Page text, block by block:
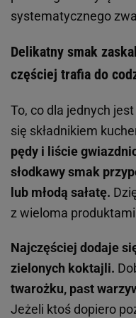
systematycznego
Delikatny smak
częściej trafia do
To, co dla jednych
się składnikiem
pędy i liście
słodkawy smak
lub młodą sałatę.
z wieloma
Najczęściej dodaje
zielonych koktajli.
twarożku, past
Jeżeli ktoś dopiero